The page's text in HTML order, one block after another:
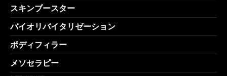
スキンブースター
バイオリバイタリゼーション
ボディフィラー
メソセラピー